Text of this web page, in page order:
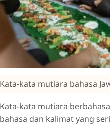
Kata-kata mutiara bahasa
Kata-kata mutiara
bahasa dan kalimat yang